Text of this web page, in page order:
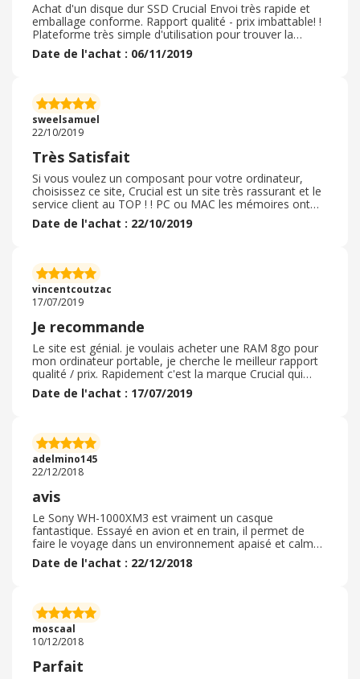
Achat d'un disque dur SSD Crucial Envoi très rapide et
emballage conforme. Rapport qualité - prix imbattable! !
Plateforme très simple d'utilisation pour trouver la
compatibilité entre son ordinateur et le materiel que l'on
souhaite remplacer, par exemple dsque dur, RAM etc.
commande, le service client a corrigé très vite suite à
prise de contact) Qualité: A vori sur le long terme, mais
uniquement des bons retours pour le moment
Date de l'achat : 06/11/2019
sweelsamuel
22/10/2019
Très Satisfait
Si vous voulez un composant pour votre ordinateur,
choisissez ce site, Crucial est un site très rassurant et le
service client au TOP ! ! PC ou MAC les mémoires ont
été testées : vous donnez le nom et le type de votre pc,
il vous fait la liste de tout ce que vous rajouter ou
marché, la livraison est rapide et le paiement sans
problème. Cela fait plusieurs années que je me fournis
en RAM ou autres chez eux, je n'ai jamais été déçue. On
se sent mieux avant la commande et sans stress. J'ai
reçu 32 go de ram pour mon PC et tout roule !
Date de l'achat : 22/10/2019
vincentcoutzac
17/07/2019
Je recommande
Le site est génial. je voulais acheter une RAM 8go pour
mon ordinateur portable, je cherche le meilleur rapport
qualité / prix. Rapidement c'est la marque Crucial qui
arrive en tête. Je vais sur le site et, souhaitant des
informations sur la compatibilité, Je vérifie grâce à leur
affaire, d'autant que la livraison est gratuite et pas trop
longue, le produit était bien emballé pas de problème à
ce niveau. Alors je recommande !
Date de l'achat : 17/07/2019
adelmino145
22/12/2018
avis
Le Sony WH-1000XM3 est vraiment un casque
fantastique. Essayé en avion et en train, il permet de
faire le voyage dans un environnement apaisé et calme,
même à côté du réacteur dans un fokker. La fonction
anti bruit est bluffante, quand on me pose sur les
seul bémol est au niveau de l'autonomie, plutôt à 15 h
qu'à 30 selon ma courte expérience. Peut-être faut-il
faire quelques cycles pour arriver à ce niveau.
Date de l'achat : 22/12/2018
moscaal
10/12/2018
Parfait